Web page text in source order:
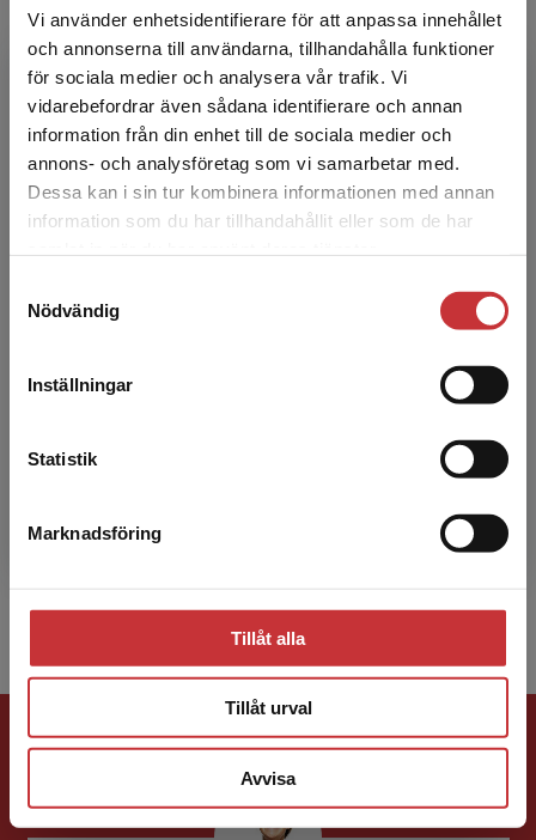
Vi använder enhetsidentifierare för att anpassa innehållet
och annonserna till användarna, tillhandahålla funktioner
för sociala medier och analysera vår trafik. Vi
vidarebefordrar även sådana identifierare och annan
information från din enhet till de sociala medier och
annons- och analysföretag som vi samarbetar med.
Dessa kan i sin tur kombinera informationen med annan
information som du har tillhandahållit eller som de har
Nödvändig
Inställningar
Statistik
Marknadsföring
Tillåt alla
Tillåt urval
Avvisa
Begränsad fraktregion
Det verkar som att du besöker
studentlitteratur.se via en enhet utanför Sverige.
Vi erbjuder inte leveranser utanför Sverige. För
att kunna slutföra ett köp måste
Linda Fälth
Linda Fälth är professor i pedagogik vid
Linnéuniversitetet. Hon är grundskollärare och
specialpedagog med 20 års lärarerfarenhet.
Linda undervisar...
Heidi Selenius är docent i specialpedagogik vid
och undervisar både blivande och
Förlagskontakt